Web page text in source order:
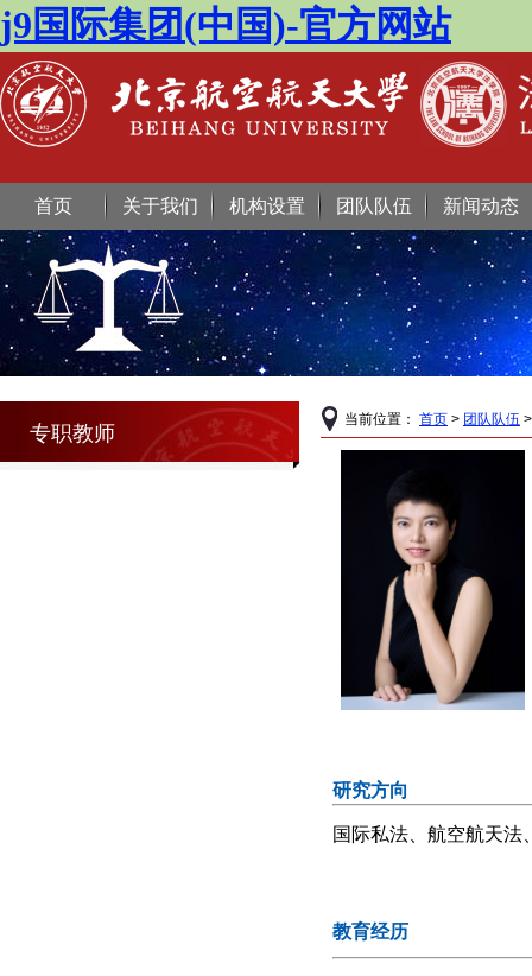
j9国际集团(中国)-官方网站
首页 关于我们 机构设置 团队队伍 新闻动态
专职教师
当前位置： 首页 > 团队队伍
研究方向
国际私法、航空航天法
教育经历